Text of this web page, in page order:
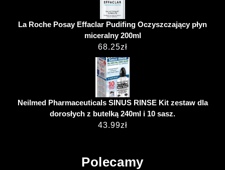
La Roche Posay Effaclar Pudifing Oczyszczający płyn
miceralny 200ml
68.25zł
Neilmed Pharmaceuticals SINUS RINSE Kit zestaw dla
dorosłych z butelką 240ml i 10 sasz.
43.99zł
Polecamy